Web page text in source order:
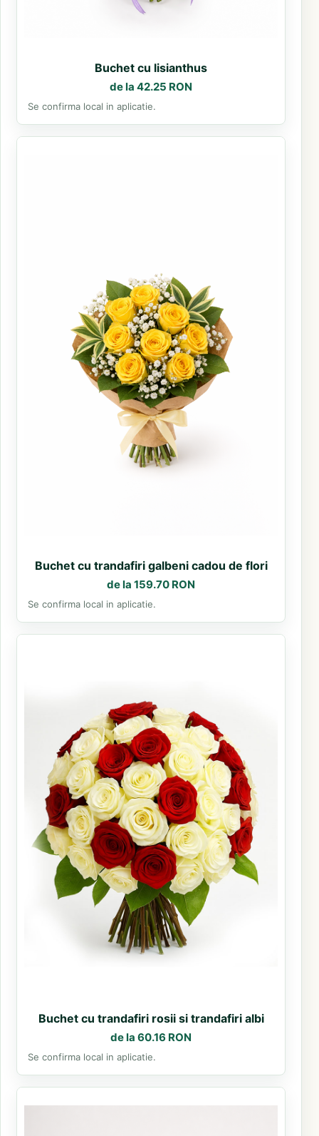
Buchet cu lisianthus
de la 42.25 RON
Se confirma local in aplicatie.
Buchet cu trandafiri galbeni cadou de flori
de la 159.70 RON
Se confirma local in aplicatie.
Buchet cu trandafiri rosii si trandafiri albi
de la 60.16 RON
Se confirma local in aplicatie.